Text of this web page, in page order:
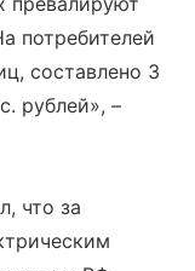
потребителей
составлено 3
рублей», –
что за